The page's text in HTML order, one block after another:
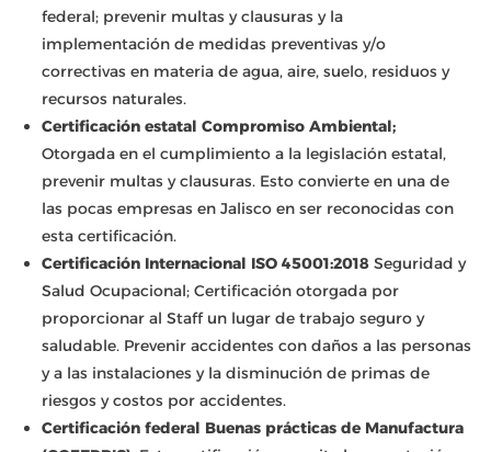
federal; prevenir multas y clausuras y la
implementación de medidas preventivas y/o
correctivas en materia de agua, aire, suelo, residuos y
recursos naturales.
Certificación estatal Compromiso Ambiental;
Otorgada en el cumplimiento a la legislación estatal,
prevenir multas y clausuras. Esto convierte en una de
las pocas empresas en Jalisco en ser reconocidas con
esta certificación.
Certificación Internacional ISO 45001:2018 Seguridad y
Salud Ocupacional; Certificación otorgada por
proporcionar al Staff un lugar de trabajo seguro y
saludable. Prevenir accidentes con daños a las personas
y a las instalaciones y la disminución de primas de
riesgos y costos por accidentes.
Certificación federal Buenas prácticas de Manufactura